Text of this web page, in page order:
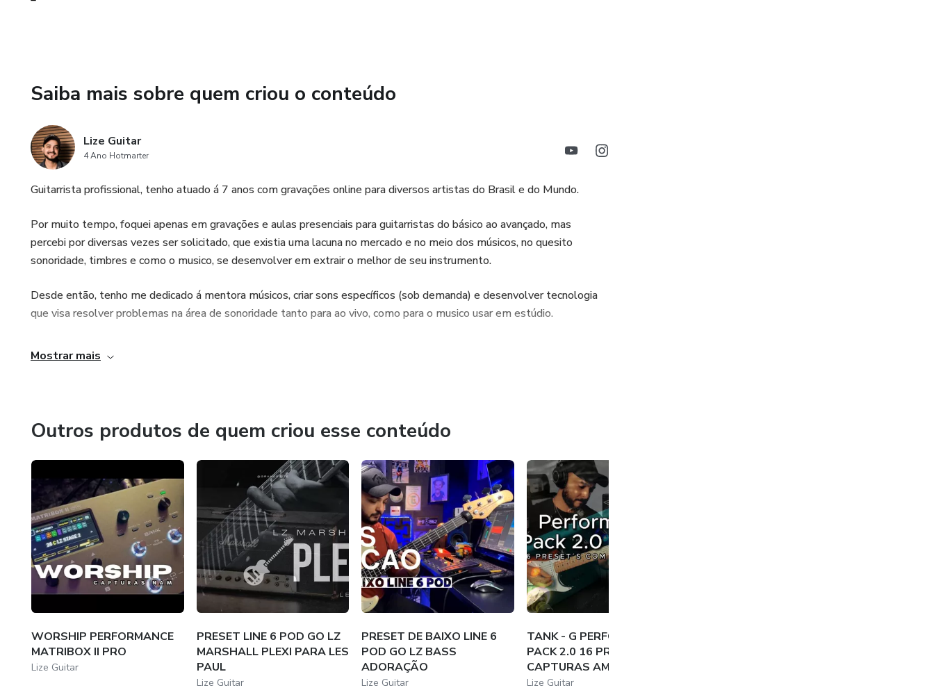
Saiba mais sobre quem criou o conteúdo
Lize Guitar
4 Ano Hotmarter
Guitarrista profissional, tenho atuado á 7 anos com gravações online para diversos artistas do Brasil e do Mundo.
Por muito tempo, foquei apenas em gravações e aulas presenciais para guitarristas do básico ao avançado, mas
percebi por diversas vezes ser solicitado, que existia uma lacuna no mercado e no meio dos músicos, no quesito
sonoridade, timbres e como o musico, se desenvolver em extrair o melhor de seu instrumento.
Desde então, tenho me dedicado á mentora músicos, criar sons específicos (sob demanda) e desenvolver tecnologia
que visa resolver problemas na área de sonoridade tanto para ao vivo, como para o musico usar em estúdio.
Mostrar mais
Outros produtos de quem criou esse conteúdo
WORSHIP PERFORMANCE
MATRIBOX II PRO
Lize Guitar
PRESET LINE 6 POD GO LZ
MARSHALL PLEXI PARA LES
PAUL
Lize Guitar
PRESET DE BAIXO LINE 6
POD GO LZ BASS
ADORAÇÃO
Lize Guitar
TANK - G PERFORMANCE
PACK 2.0 16 PRESETS
CAPTURAS AM4
Lize Guitar